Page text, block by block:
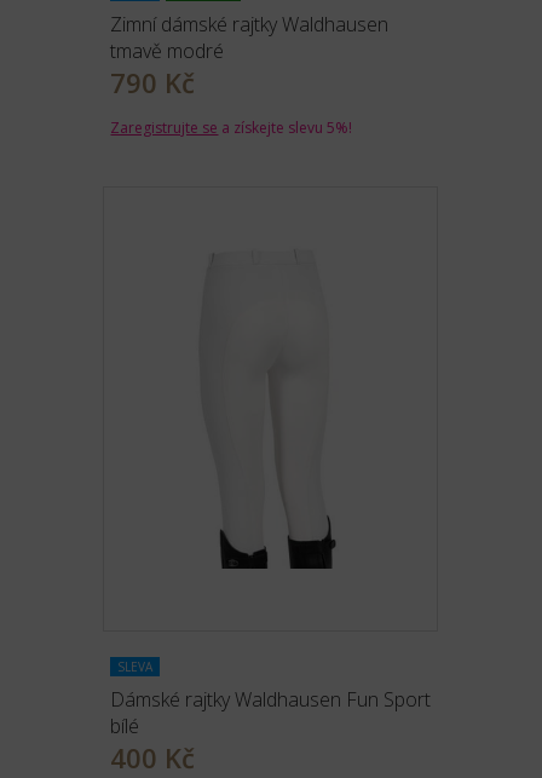
Zimní dámské rajtky Waldhausen
tmavě modré
790 Kč
Zaregistrujte se a získejte slevu 5%!
SLEVA
Dámské rajtky Waldhausen Fun Sport
bílé
400 Kč